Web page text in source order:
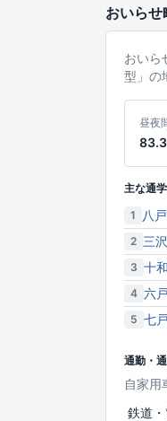
おいら
おいら
型」の
昼夜
83.3
主な通
1
八
2 三
3 十
4 六
5 七
通勤・
自家用
鉄道